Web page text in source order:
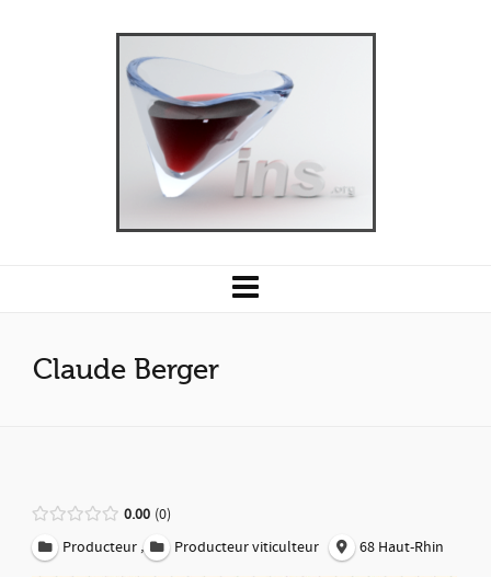
Claude Berger
0.00 0
Producteur , Producteur viticulteur 68 Haut-Rhin